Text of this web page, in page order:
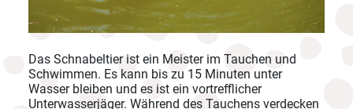
Das Schnabeltier ist ein Meister im Tauchen und
Schwimmen. Es kann bis zu 15 Minuten unter
Wasser bleiben und es ist ein vortrefflicher
Unterwasserjäger. Während des Tauchens verdecken